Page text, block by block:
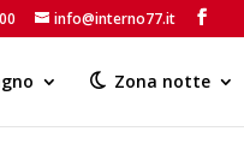
info@interno77.it
Zona notte